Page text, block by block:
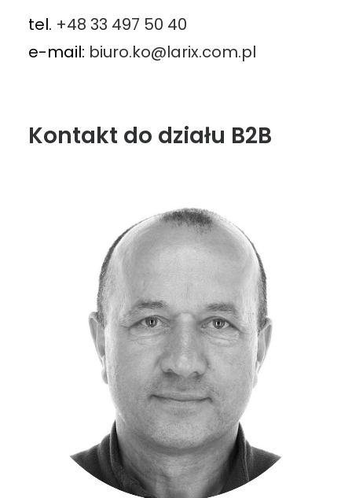
tel. +48 33 497 50 40
e-mail: biuro.ko@larix.com.pl
Kontakt do działu B2B